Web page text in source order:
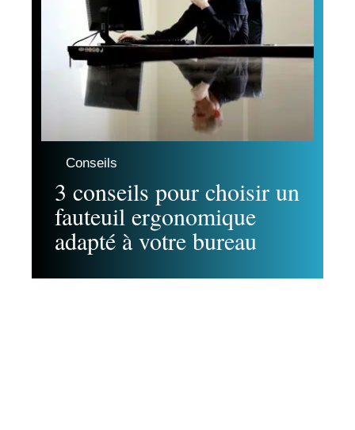
Conseils
3 conseils pour choisir un
fauteuil ergonomique
adapté à votre bureau